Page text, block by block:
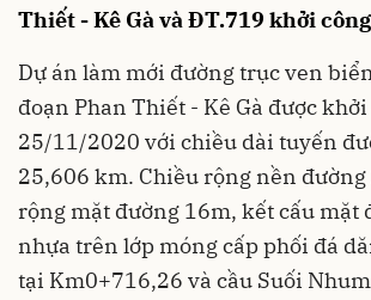
Thiết - Kê Gà và ĐT.719 khởi
Dự án làm mới đường trục ven
đoạn Phan Thiết - Kê Gà được
25/11/2020 với chiều dài tuyến
25,606 km. Chiều rộng nền
rộng mặt đường 16m, kết cấu mặt
nhựa trên lớp móng cấp phối đá
tại Km0+716,26 và cầu Suối